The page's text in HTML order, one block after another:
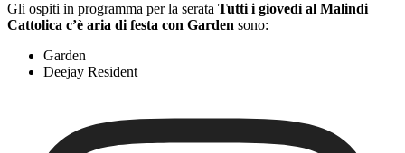
Gli ospiti in programma per la serata Tutti i giovedì al Malindi
Cattolica c’è aria di festa con Garden sono:
Garden
Deejay Resident